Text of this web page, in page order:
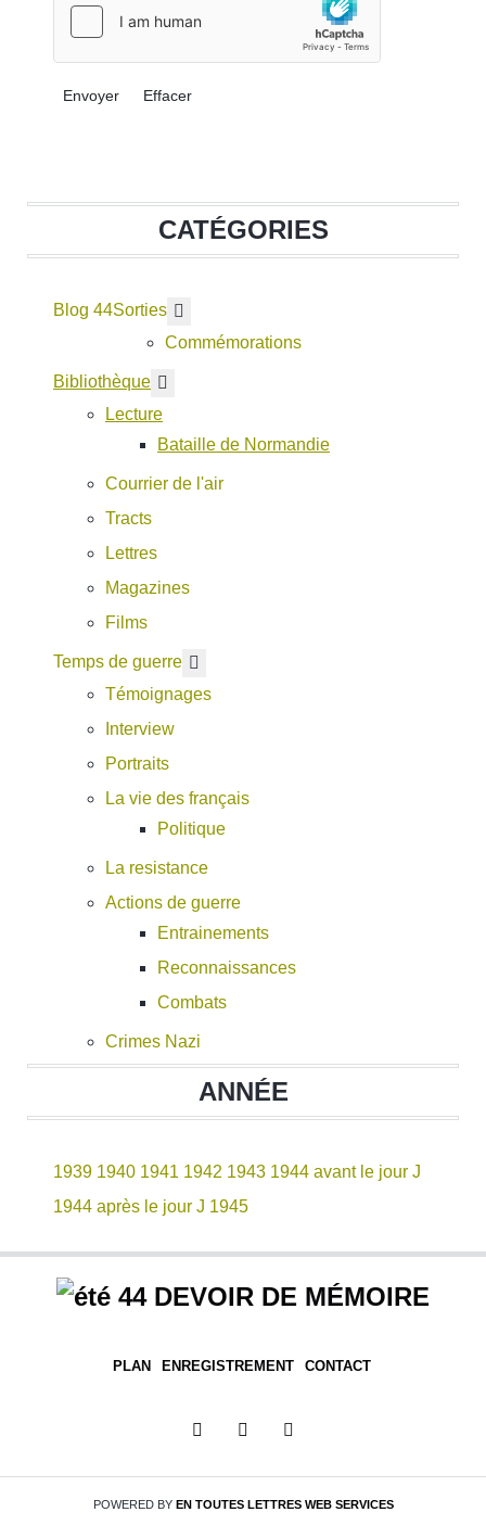
Envoyer Effacer
CATÉGORIES
Blog 44Sorties
Commémorations
Bibliothèque
Lecture
Bataille de Normandie
Courrier de l'air
Tracts
Lettres
Magazines
Films
Temps de guerre
Témoignages
Interview
Portraits
La vie des français
Politique
La resistance
Actions de guerre
Entrainements
Reconnaissances
Combats
Crimes Nazi
ANNÉE
1939 1940 1941 1942 1943 1944 avant le jour J
1944 après le jour J 1945
DEVOIR DE MÉMOIRE
PLAN ENREGISTREMENT CONTACT
POWERED BY EN TOUTES LETTRESWEB SERVICES